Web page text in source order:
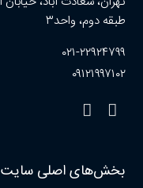
طبقه دوم، واحد۳
۰۲۱-۲۲۹۲۴۷۹۹
۰۹۱۲۱۹۹۷۱۰۲
بخش‌های اصلی سایت